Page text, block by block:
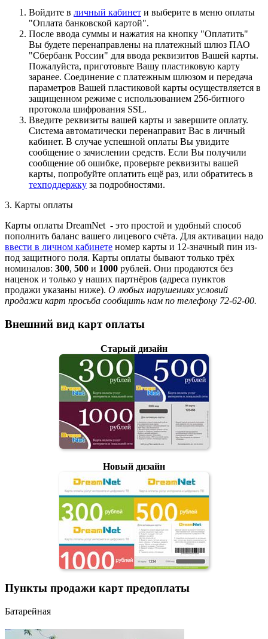
Войдите в личный кабинет и выберите в меню оплаты
"Оплата банковской картой".
После ввода суммы и нажатия на кнопку "Оплатить"
Вы будете перенаправлены на платежный шлюз ПАО
"Сбербанк России" для ввода реквизитов Вашей карты.
Пожалуйста, приготовьте Вашу пластиковую карту
заранее. Соединение с платежным шлюзом и передача
параметров Вашей пластиковой карты осуществляется в
защищенном режиме с использованием 256-битного
протокола шифрования SSL.
Введите реквизиты вашей карты и завершите оплату.
Система автоматически перенаправит Вас в личный
кабинет. В случае успешной оплаты Вы увидите
сообщение о зачислении средств. Если Вы получили
сообщение об ошибке, проверьте реквизиты вашей
карты, попробуйте оплатить ещё раз, или обратитесь в
техподдержку за подробностями.
3. Карты оплаты
Карты оплаты DreamNet - это простой и удобный способ
пополнить баланс вашего лицевого счёта. Для активации надо
ввести в личном кабинете номер карты и 12-значный пин из-
под защитного поля. Карты оплаты бывают только трёх
номиналов: 300, 500 и 1000 рублей. Они продаются без
наценок и только у наших партнёров (адреса пунктов
продажи указаны ниже). О любых нарушениях условий
продажи карт просьба сообщить нам по телефону 72-62-00.
Внешний вид карт оплаты
Старый дизайн
Новый дизайн
Пункты продажи карт предоплаты
Батарейная